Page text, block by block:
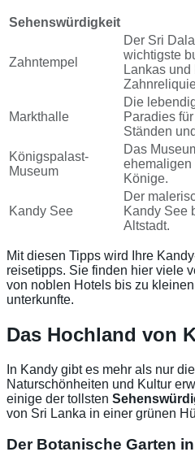
Sehenswürdigkeit
Zahntempel
Der Sri
wichtigste
Lankas
Markthalle
Die
Paradies
Ständen
Königspalast-
Museum
Das
ehemaligen
Könige.
Kandy See
Der
Kandy See
Altstadt.
Mit diesen Tipps wird Ihre
reisetipps. Sie finden hier viele
von noblen Hotels bis zu
unterkunfte.
Das Hochland von
In Kandy gibt es mehr als nur
Naturschönheiten und Kultur
einige der tollsten
von Sri Lanka in einer grünen
Der Botanische Garten